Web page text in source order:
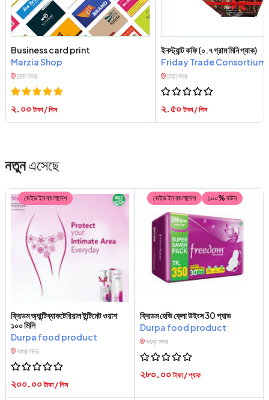
Business card print
Marzia Shop
ঢাকা সদর
২.০০টাকা / পিস
ইনস্ট্যান্ট কফি (০.৭ গ্রাম মিনি প্যাক)
Friday Trade Consortium
ঢাকা সদর
২.৫০টাকা / পিস
নতুনএসেছে
মেইড ইন বাংলাদেশ
ফ্রিডম অ্যান্টিব্যাকটেরিয়াল ইন্টিমেট ওয়াশ
১০০ মিলি
Durpa food product
বগুড়া সদর
২০০.০০টাকা / পিস
মেইড ইন বাংলাদেশ ১০০% কটন
ফ্রিডম হেভি ফ্লো উইংস 30 প্যাড
Durpa food product
বগুড়া সদর
২৮০.০০টাকা / প্যাক